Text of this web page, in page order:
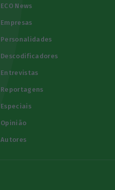
ECO News
Empresas
Personalidades
Descodificadores
Entrevistas
Reportagens
Especiais
Opinião
Autores